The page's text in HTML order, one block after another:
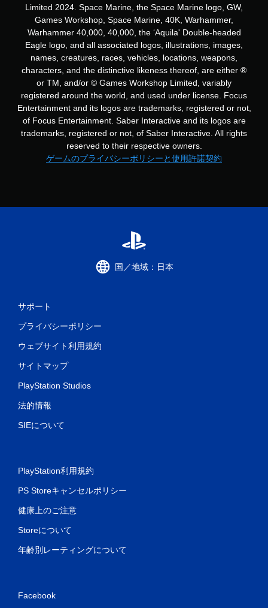
Limited 2024. Space Marine, the Space Marine logo, GW,
Games Workshop, Space Marine, 40K, Warhammer,
Warhammer 40,000, 40,000, the ‘Aquila' Double-headed
Eagle logo, and all associated logos, illustrations, images,
names, creatures, races, vehicles, locations, weapons,
characters, and the distinctive likeness thereof, are either ®
or TM, and/or © Games Workshop Limited, variably
registered around the world, and used under license. Focus
Entertainment and its logos are trademarks, registered or not,
of Focus Entertainment. Saber Interactive and its logos are
trademarks, registered or not, of Saber Interactive. All rights
reserved to their respective owners.
ゲームのプライバシーポリシーと使用許諾契約
国／地域：日本
サポート
プライバシーポリシー
ウェブサイト利用規約
サイトマップ
PlayStation Studios
法的情報
SIEについて
PlayStation利用規約
PS Storeキャンセルポリシー
健康上のご注意
Storeについて
年齢別レーティングについて
Facebook